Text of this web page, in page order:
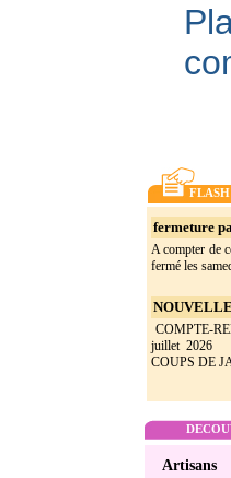
fermeture
A compter de
fermé les
COMPTE-
juillet 2026
COUPS DE
Artisans